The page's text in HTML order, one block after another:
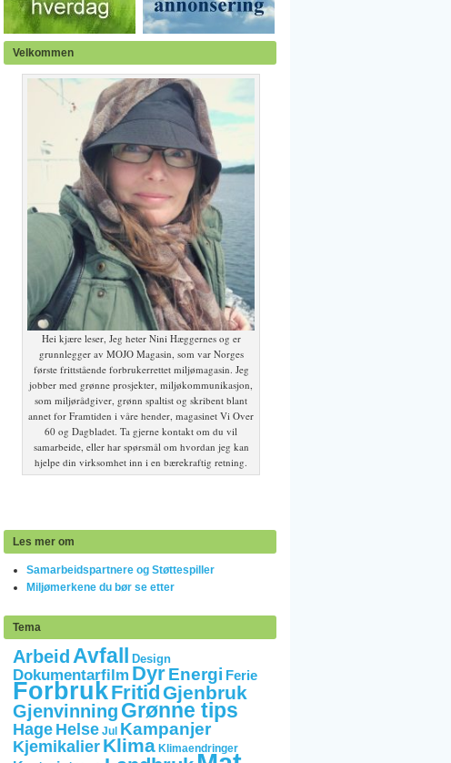
Velkommen
Hei kjære leser, Jeg heter Nini Hæggernes og er
grunnlegger av MOJO Magasin, som var Norges
første frittstående forbrukerrettet miljømagasin. Jeg
jobber med grønne prosjekter, miljøkommunikasjon,
som miljørådgiver, grønn spaltist og skribent blant
annet for Framtiden i våre hender, magasinet Vi Over
60 og Dagbladet. Ta gjerne kontakt om du vil
samarbeide, eller har spørsmål om hvordan jeg kan
hjelpe din virksomhet inn i en bærekraftig retning.
Les mer om
Samarbeidspartnere og Støttespiller
Miljømerkene du bør se etter
Tema
Arbeid Avfall Design
Dokumentarfilm DyrEnergi Ferie
ForbrukFritidGjenbruk
Gjenvinning Grønne tips
Hage Helse Jul Kampanjer
KjemikalierKlima Klimaendringer